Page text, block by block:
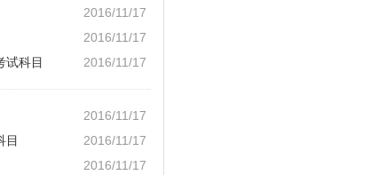
2016/11/17
2016/11/17
2016/11/17
试科目
2016/11/17
2016/11/17
目
2016/11/17